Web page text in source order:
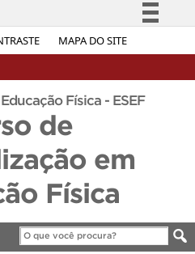
MAPA DO SITE
Simplifique!
Acesso à informação
Legislação
Canais
Física - ESEF
de
em
Física